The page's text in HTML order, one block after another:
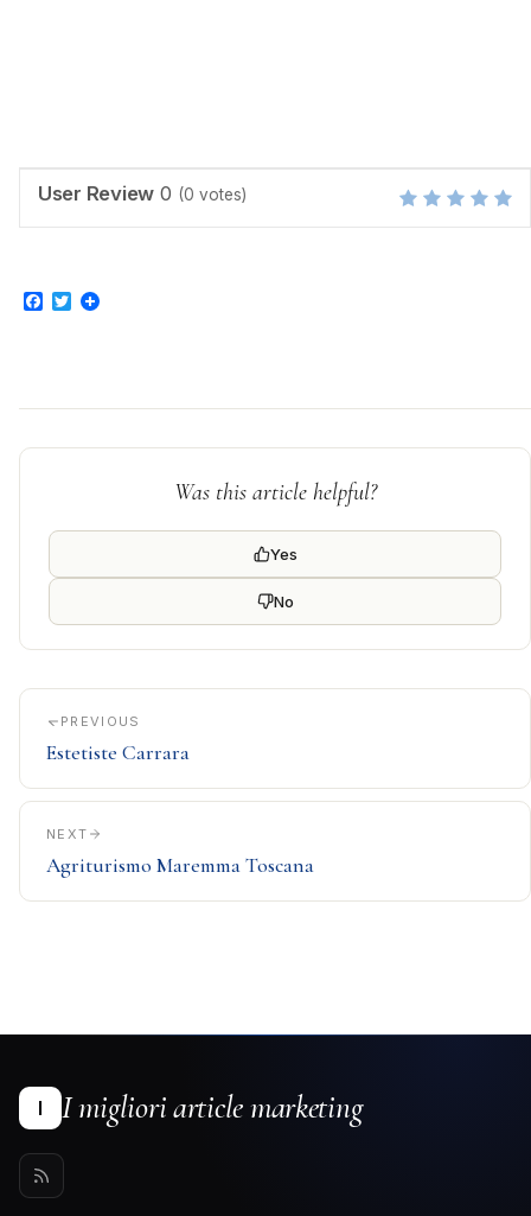
User Review 0 (0 votes)
Facebook
Twitter
Was this article helpful?
Yes
No
PREVIOUS
Estetiste Carrara
NEXT
Agriturismo Maremma Toscana
I I migliori article marketing